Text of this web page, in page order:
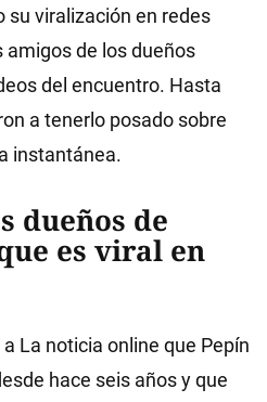
su viralización en redes
amigos de los dueños
del encuentro. Hasta
a tenerlo posado sobre
instantánea.
dueños de
es viral en
La noticia online que Pepín
hace seis años y que